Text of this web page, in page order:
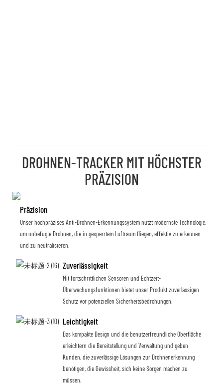
DROHNEN-TRACKER MIT HÖCHSTER
PRÄZISION
Präzision
Unser hochpräzises Anti-Drohnen-Erkennungssystem nutzt modernste Technologie,
um unbefugte Drohnen, die in gesperrtem Luftraum fliegen, effektiv zu erkennen
und zu neutralisieren.
Zuverlässigkeit
Mit fortschrittlichen Sensoren und Echtzeit-
Überwachungsfunktionen bietet unser Produkt zuverlässigen
Schutz vor potenziellen Sicherheitsbedrohungen.
Leichtigkeit
Das kompakte Design und die benutzerfreundliche Oberfläche
erleichtern die Bereitstellung und Verwaltung und geben
Kunden, die zuverlässige Lösungen zur Drohnenerkennung
benötigen, die Gewissheit, sich keine Sorgen machen zu
müssen.